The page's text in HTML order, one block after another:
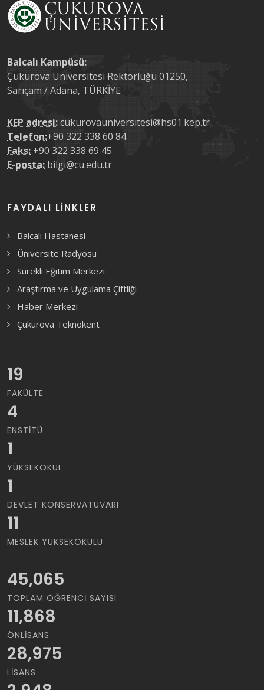
Balcalı Kampüsü:
Çukurova Üniversitesi Rektörlüğü 01250,
Sarıçam / Adana, TÜRKİYE
KEP adresi:cukurovauniversitesi@hs01.kep.tr
Telefon:+90 322 338 60 84
Faks: +90 322 338 69 45
E-posta: bilgi@cu.edu.tr
FAYDALI LINKLER
Balcalı Hastanesi
Üniversite Radyosu
Sürekli Eğitim Merkezi
Araştırma ve Uygulama Çiftliği
Haber Merkezi
Çukurova Teknokent
19
FAKÜLTE
4
ENSTITÜ
1
YÜKSEKOKUL
1
DEVLET KONSERVATUVARI
11
MESLEK YÜKSEKOKULU
45,065
TOPLAM ÖĞRENCI SAYISI
11,868
ÖNLISANS
28,975
LISANS